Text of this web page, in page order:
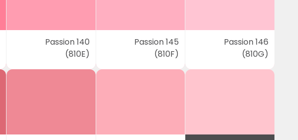
Passion 140
(810E)
Passion 145
(810F)
Passion 146
(810G)